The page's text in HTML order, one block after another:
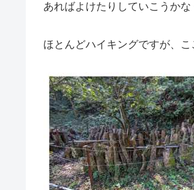
あればよけたりしていこうかな
ほとんどハイキングですが、